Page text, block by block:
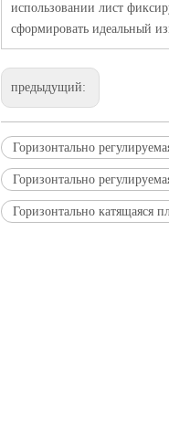
использовании лист
сформировать идеальный
предыдущий:
Горизонтально
Горизонтально
Горизонтально катящаяся